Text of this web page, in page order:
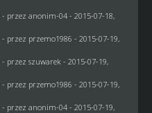
- przez anonim-04- 2015-07-18,
- przez przemo1986 - 2015-07-19,
- przez szuwarek - 2015-07-19,
- przez przemo1986 - 2015-07-19,
- przez anonim-04- 2015-07-19,